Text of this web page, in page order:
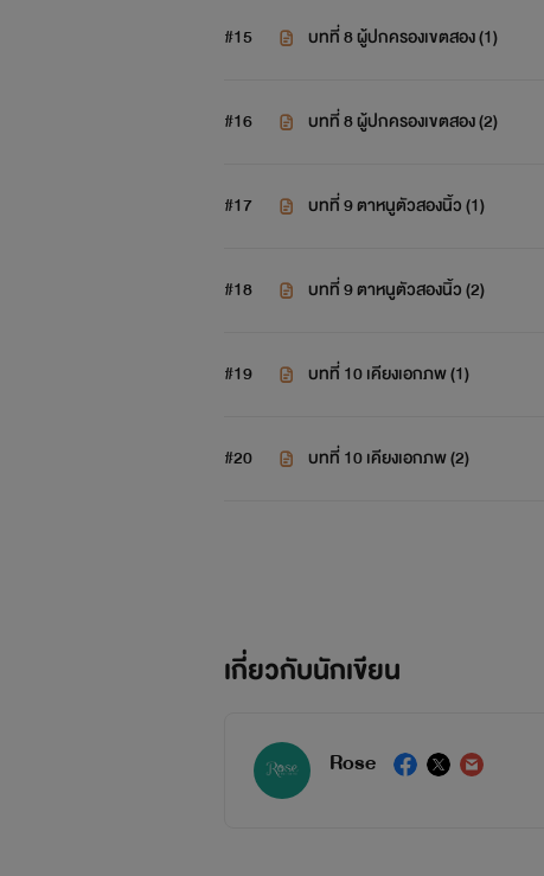
#15 บทที่ 8 ผู้ปกครองเขตสอง (1)
#16 บทที่ 8 ผู้ปกครองเขตสอง (2)
#17 บทที่ 9 ตาหนูตัวสองนิ้ว (1)
#18 บทที่ 9 ตาหนูตัวสองนิ้ว (2)
#19 บทที่ 10 เคียงเอกภพ (1)
#20 บทที่ 10 เคียงเอกภพ (2)
เกี่ยวกับนักเขียน
Rose